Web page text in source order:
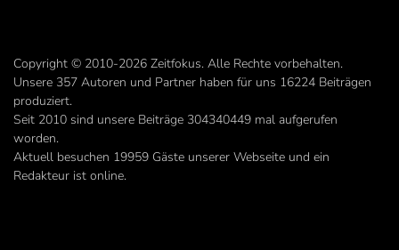
Copyright © 2010-2026 Zeitfokus. Alle Rechte vorbehalten.
Unsere 357 Autoren und Partner haben für uns 16224 Beiträgen
produziert.
Seit 2010 sind unsere Beiträge 304340449 mal aufgerufen
worden.
Aktuell besuchen 19959 Gäste unserer Webseite und ein
Redakteur ist online.